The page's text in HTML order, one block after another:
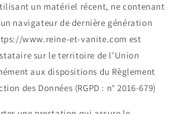
un matériel récent, ne contenant
navigateur de dernière génération
www.reine-et-vanite.com est
sur le territoire de l’Union
aux dispositions du Règlement
des Données (RGPD : n° 2016-679)